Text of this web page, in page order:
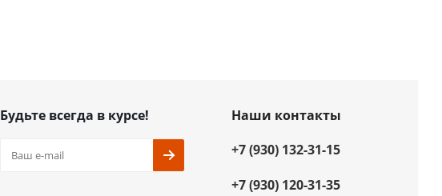
Будьте всегда в курсе!
Наши контакты
+7 (930) 132-31-15
+7 (930) 120-31-35